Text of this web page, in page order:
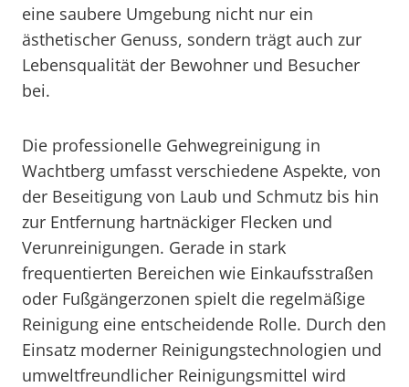
eine saubere Umgebung nicht nur ein
ästhetischer Genuss, sondern trägt auch zur
Lebensqualität der Bewohner und Besucher
bei.
Die professionelle Gehwegreinigung in
Wachtberg umfasst verschiedene Aspekte, von
der Beseitigung von Laub und Schmutz bis hin
zur Entfernung hartnäckiger Flecken und
Verunreinigungen. Gerade in stark
frequentierten Bereichen wie Einkaufsstraßen
oder Fußgängerzonen spielt die regelmäßige
Reinigung eine entscheidende Rolle. Durch den
Einsatz moderner Reinigungstechnologien und
umweltfreundlicher Reinigungsmittel wird